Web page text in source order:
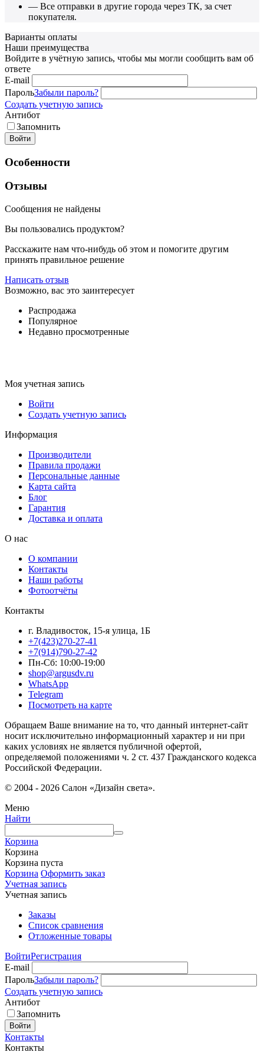
— Все отправки в другие города через ТК, за счет
покупателя.
Варианты оплаты
Наши преимущества
Войдите в учётную запись, чтобы мы могли сообщить вам об
ответе
E-mail
ПарольЗабыли пароль?
Создать учетную запись
Антибот
Запомнить
Войти
Особенности
Отзывы
Сообщения не найдены
Вы пользовались продуктом?
Расскажите нам что-нибудь об этом и помогите другим
принять правильное решение
Написать отзыв
Возможно, вас это заинтересует
Распродажа
Популярное
Недавно просмотренные
Моя учетная запись
Войти
Создать учетную запись
Информация
Производители
Правила продажи
Персональные данные
Карта сайта
Блог
Гарантия
Доставка и оплата
О нас
О компании
Контакты
Наши работы
Фотоотчёты
Контакты
г. Владивосток, 15-я улица, 1Б
+7(423)270-27-41
+7(914)790-27-42
Пн-Сб: 10:00-19:00
shop@argusdv.ru
WhatsApp
Telegram
Посмотреть на карте
Обращаем Ваше внимание на то, что данный интернет-сайт
носит исключительно информационный характер и ни при
каких условиях не является публичной офертой,
определяемой положениями ч. 2 ст. 437 Гражданского кодекса
Российской Федерации.
© 2004 - 2026 Салон «Дизайн света».
Меню
Найти
Корзина
Корзина
Корзина пуста
Корзина Оформить заказ
Учетная запись
Учетная запись
Заказы
Список сравнения
Отложенные товары
ВойтиРегистрация
E-mail
ПарольЗабыли пароль?
Создать учетную запись
Антибот
Запомнить
Войти
Контакты
Контакты